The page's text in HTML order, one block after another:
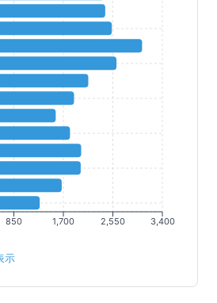
850 1,700 2,550 3,400
示